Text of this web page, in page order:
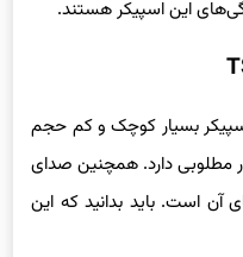
این اسپیکر هستند.
بسیار کوچک و کم حجم
مطلوبی دارد. همچنین صدای
آن است. باید بدانید که این